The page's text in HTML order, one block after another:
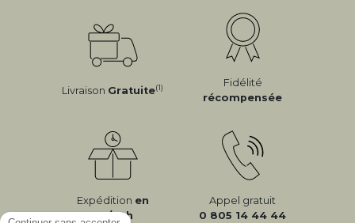
Livraison Gratuite(1)
Fidélité
récompensée
Expédition en
24/72h
Appel gratuit
0 805 14 44 44